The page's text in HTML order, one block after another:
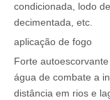
condicionada, lodo
decimentada, etc.
aplicação de fogo
Forte
água de combate a
distância em rios e